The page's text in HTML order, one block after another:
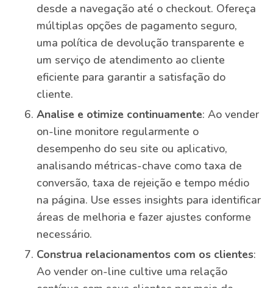
desde a navegação até o checkout. Ofereça
múltiplas opções de pagamento seguro,
uma política de devolução transparente e
um serviço de atendimento ao cliente
eficiente para garantir a satisfação do
cliente.
Analise e otimize continuamente: Ao vender
on-line monitore regularmente o
desempenho do seu site ou aplicativo,
analisando métricas-chave como taxa de
conversão, taxa de rejeição e tempo médio
na página. Use esses insights para identificar
áreas de melhoria e fazer ajustes conforme
necessário.
Construa relacionamentos com os clientes:
Ao vender on-line cultive uma relação